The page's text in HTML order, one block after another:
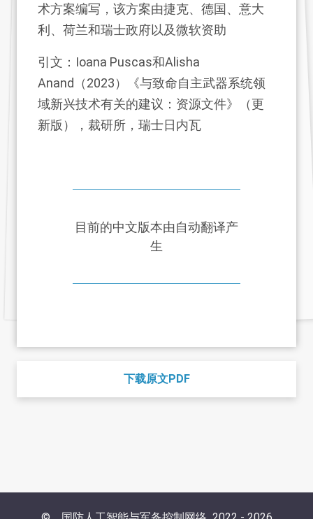
术方案编写，该方案由捷克、德国、意大
利、荷兰和瑞士政府以及微软资助
引文：Ioana Puscas和Alisha
Anand（2023）《与致命自主武器系统领
域新兴技术有关的建议：资源文件》（更
新版），裁研所，瑞士日内瓦
目前的中文版本由自动翻译产
生
下载原文PDF